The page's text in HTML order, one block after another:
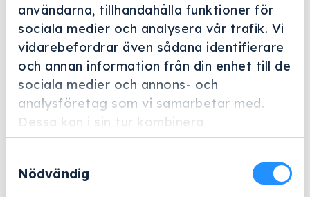
användarna, tillhandahålla funktioner för
sociala medier och analysera vår trafik. Vi
vidarebefordrar även sådana identifierare
och annan information från din enhet till de
sociala medier och annons- och
analysföretag som vi samarbetar med.
Dessa kan i sin tur kombinera
informationen med annan information som
samlat in när du har använt deras tjänster.
Nödvändig
PST 2220
Art.nr: 11368200
Autoklav CUBE X Med touchstyrning, EcoDry-torkning
och kapacitet för 6 kg instrument.
Lägg till